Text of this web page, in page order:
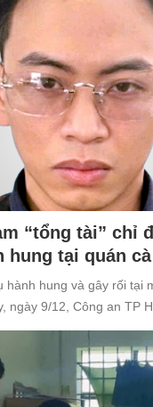
“tổng tài” chỉ
hung tại quán
hành hung và gây rối tại
ngày 9/12, Công an TP
Nguyễn Văn Thiên (SN
điều tra về tội “Gây rối